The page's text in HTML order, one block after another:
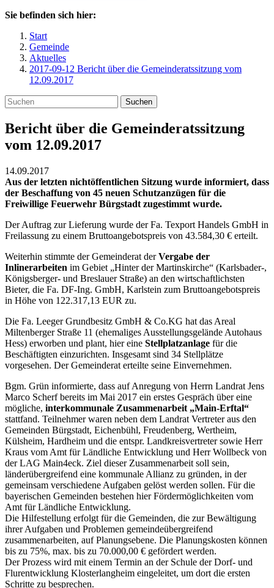
Sie befinden sich hier:
Start
Gemeinde
Aktuelles
2017-09-12 Bericht über die Gemeinderatssitzung vom
12.09.2017
Suchen
Bericht über die Gemeinderatssitzung
vom 12.09.2017
14.09.2017
Aus der letzten nichtöffentlichen Sitzung wurde informiert, dass
der Beschaffung von 45 neuen Schutzanzügen für die
Freiwillige Feuerwehr Bürgstadt zugestimmt wurde.
Der Auftrag zur Lieferung wurde der Fa. Texport Handels GmbH in
Freilassung zu einem Bruttoangebotspreis von 43.584,30 € erteilt.
Weiterhin stimmte der Gemeinderat derVergabe der
Inlinerarbeiten im Gebiet „Hinter der Martinskirche“ (Karlsbader-,
Königsberger- und Breslauer Straße) an den wirtschaftlichsten
Bieter, die Fa. DF-Ing. GmbH, Karlstein zum Bruttoangebotspreis
in Höhe von 122.317,13 EUR zu.
Die Fa. Leeger Grundbesitz GmbH & Co.KG hat das Areal
Miltenberger Straße 11 (ehemaliges Ausstellungsgelände Autohaus
Hess) erworben und plant, hier eine Stellplatzanlage für die
Beschäftigten einzurichten. Insgesamt sind 34 Stellplätze
vorgesehen. Der Gemeinderat erteilte seine Einvernehmen.
Bgm. Grün informierte, dass auf Anregung von Herrn Landrat Jens
Marco Scherf bereits im Mai 2017 ein erstes Gespräch über eine
mögliche, interkommunale Zusammenarbeit „Main-Erftal“
stattfand. Teilnehmer waren neben dem Landrat Vertreter aus den
Gemeinden Bürgstadt, Eichenbühl, Freudenberg, Wertheim,
Külsheim, Hardheim und die entspr. Landkreisvertreter sowie Herr
Kraus vom Amt für Ländliche Entwicklung und Herr Wollbeck von
der LAG Main4eck. Ziel dieser Zusammenarbeit soll sein,
länderübergreifend eine kommunale Allianz zu gründen, in der
gemeinsam verschiedene Aufgaben gelöst werden sollen. Für die
bayerischen Gemeinden bestehen hier Fördermöglichkeiten vom
Amt für Ländliche Entwicklung.
Die Hilfestellung erfolgt für die Gemeinden, die zur Bewältigung
ihrer Aufgaben und Problemen gemeindeübergreifend
zusammenarbeiten, auf Planungsebene. Die Planungskosten können
bis zu 75%, max. bis zu 70.000,00 € gefördert werden.
Der Prozess wird mit einem Termin an der Schule der Dorf- und
Flurentwicklung Klosterlangheim eingeleitet, um dort die ersten
Schritte zu besprechen.